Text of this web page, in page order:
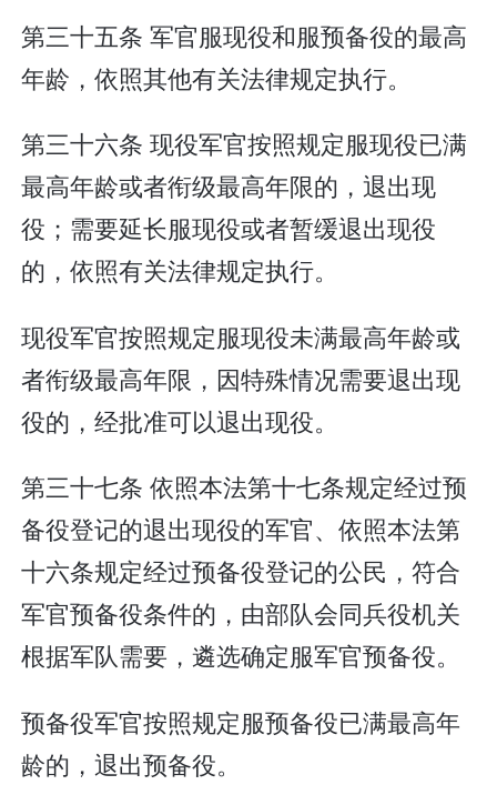
第三十五条 军官服现役和服预备役的最高
年龄，依照其他有关法律规定执行。
第三十六条 现役军官按照规定服现役已满
最高年龄或者衔级最高年限的，退出现
役；需要延长服现役或者暂缓退出现役
的，依照有关法律规定执行。
现役军官按照规定服现役未满最高年龄或
者衔级最高年限，因特殊情况需要退出现
役的，经批准可以退出现役。
第三十七条 依照本法第十七条规定经过预
备役登记的退出现役的军官、依照本法第
十六条规定经过预备役登记的公民，符合
军官预备役条件的，由部队会同兵役机关
根据军队需要，遴选确定服军官预备役。
预备役军官按照规定服预备役已满最高年
龄的，退出预备役。